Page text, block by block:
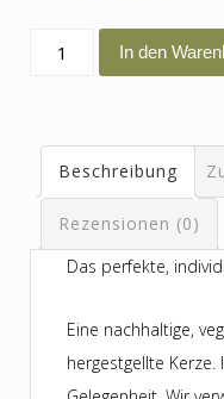
Bestes
In den
Beschreibung
Rezensionen (0)
Das perfekte,
Eine nachhaltige,
hergestgellte